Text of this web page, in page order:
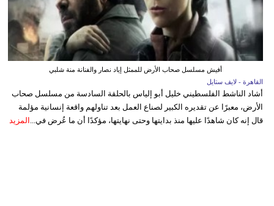
أفيش مسلسل صحاب الأرض للممثل إياد نصار والفنانة منة شلبي
القاهرة - لايف ستايل
أشاد الناشط الفلسطيني خليل أبو إلياس بالحلقة السادسة من مسلسل صحاب
الأرض، معبرًا عن تقديره الكبير لصناع العمل بعد تناولهم واقعة إنسانية مؤلمة
قال إنه كان شاهدًا عليها منذ بدايتها وحتى نهايتها، مؤكدًا أن ما عُرض في... المزيد